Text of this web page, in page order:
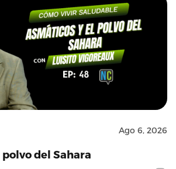
Ago 6, 2026
del Sahara